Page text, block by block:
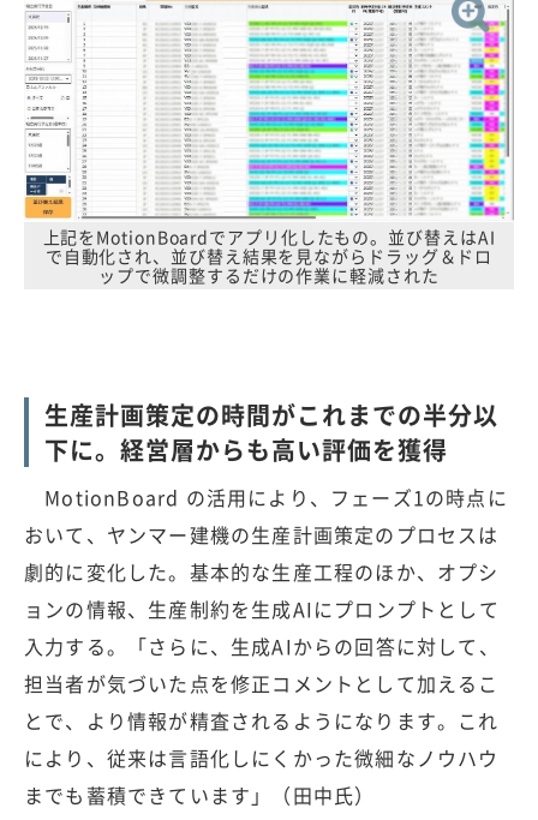
上記をMotionBoardでアプリ化したもの。並び替えはAI
で自動化され、並び替え結果を見ながらドラッグ＆ドロ
ップで微調整するだけの作業に軽減された
生産計画策定の時間がこれまでの半分以
下に。経営層からも高い評価を獲得
MotionBoard の活用により、フェーズ1の時点に
おいて、ヤンマー建機の生産計画策定のプロセスは
劇的に変化した。基本的な生産工程のほか、オプシ
ョンの情報、生産制約を生成AIにプロンプトとして
入力する。「さらに、生成AIからの回答に対して、
担当者が気づいた点を修正コメントとして加えるこ
とで、より情報が精査されるようになります。これ
により、従来は言語化しにくかった微細なノウハウ
までも蓄積できています」（田中氏）